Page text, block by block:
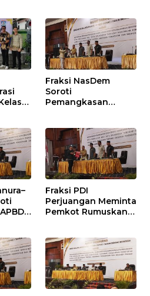
Fraksi NasDem
Soroti
Pemangkasan
Dorong Prioritas
pada Layanan
Publik
Fraksi PDI
Perjuangan Meminta
Pemkot Rumuskan
sebagai Penyangga
IKN